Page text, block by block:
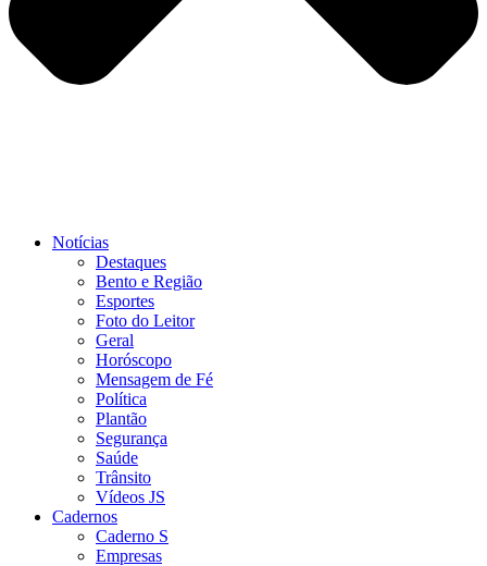
Notícias
Destaques
Bento e Região
Esportes
Foto do Leitor
Geral
Horóscopo
Mensagem de Fé
Política
Plantão
Segurança
Saúde
Trânsito
Vídeos JS
Cadernos
Caderno S
Empresas